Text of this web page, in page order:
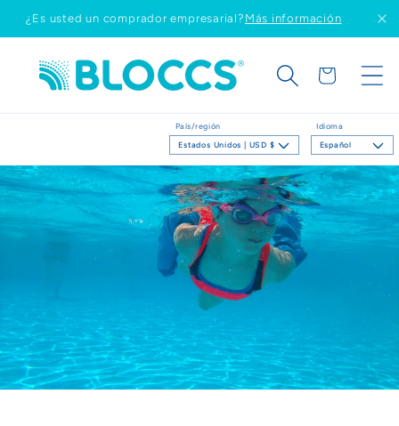
directamente
¿Es usted un comprador empresarial? Más información
País/región
Estados Unidos | USD $
Idioma
Español
Carrito